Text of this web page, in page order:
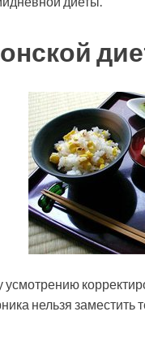
усмотрению
нельзя